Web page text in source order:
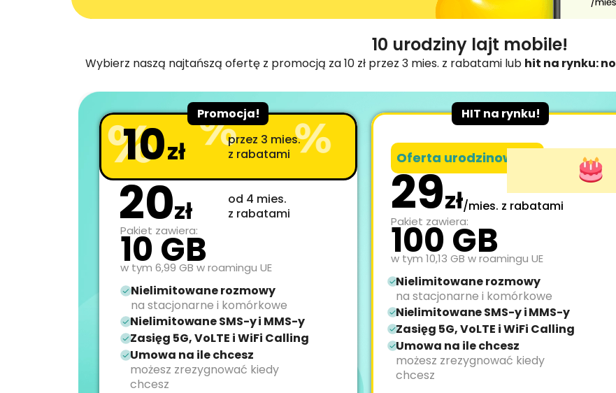
10 urodziny lajt mobile!
Wybierz naszą najtańszą ofertę z promocją za 10 zł przez 3 mies. z rabatami lub hit na rynku:
Promocja!
10zł
przez 3 mies.
z rabatami
20zł
od 4 mies.
z rabatami
Pakiet zawiera:
10 GB
w tym 6,99 GB w roamingu UE
Nielimitowane rozmowy
na stacjonarne i komórkowe
Nielimitowane SMS-y i MMS-y
Zasięg 5G, VoLTE i WiFi Calling
Umowa na ile chcesz
możesz zrezygnować kiedy
chcesz
Oferta urodzinowa!
29zł/mies. z rabatami
Pakiet zawiera:
100 GB
w tym 10,13 GB w roamingu UE
Nielimitowane rozmowy
na stacjonarne i komórkowe
Nielimitowane SMS-y i MMS-y
Zasięg 5G, VoLTE i WiFi Calling
Umowa na ile chcesz
możesz zrezygnować kiedy
chcesz
HIT na rynku!